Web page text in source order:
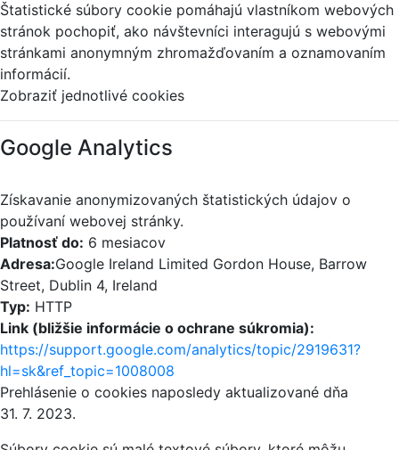
Štatistické súbory cookie pomáhajú vlastníkom webových
stránok pochopiť, ako návštevníci interagujú s webovými
stránkami anonymným zhromažďovaním a oznamovaním
informácií.
Zobraziť jednotlivé cookies
Google Analytics
Získavanie anonymizovaných štatistických údajov o
používaní webovej stránky.
Platnosť do: 6 mesiacov
Adresa:Google Ireland Limited Gordon House, Barrow
Street, Dublin 4, Ireland
Typ: HTTP
Link (bližšie informácie o ochrane súkromia):
https://support.google.com/analytics/topic/2919631?
hl=sk&ref_topic=1008008
Prehlásenie o cookies naposledy aktualizované dňa
31. 7. 2023.